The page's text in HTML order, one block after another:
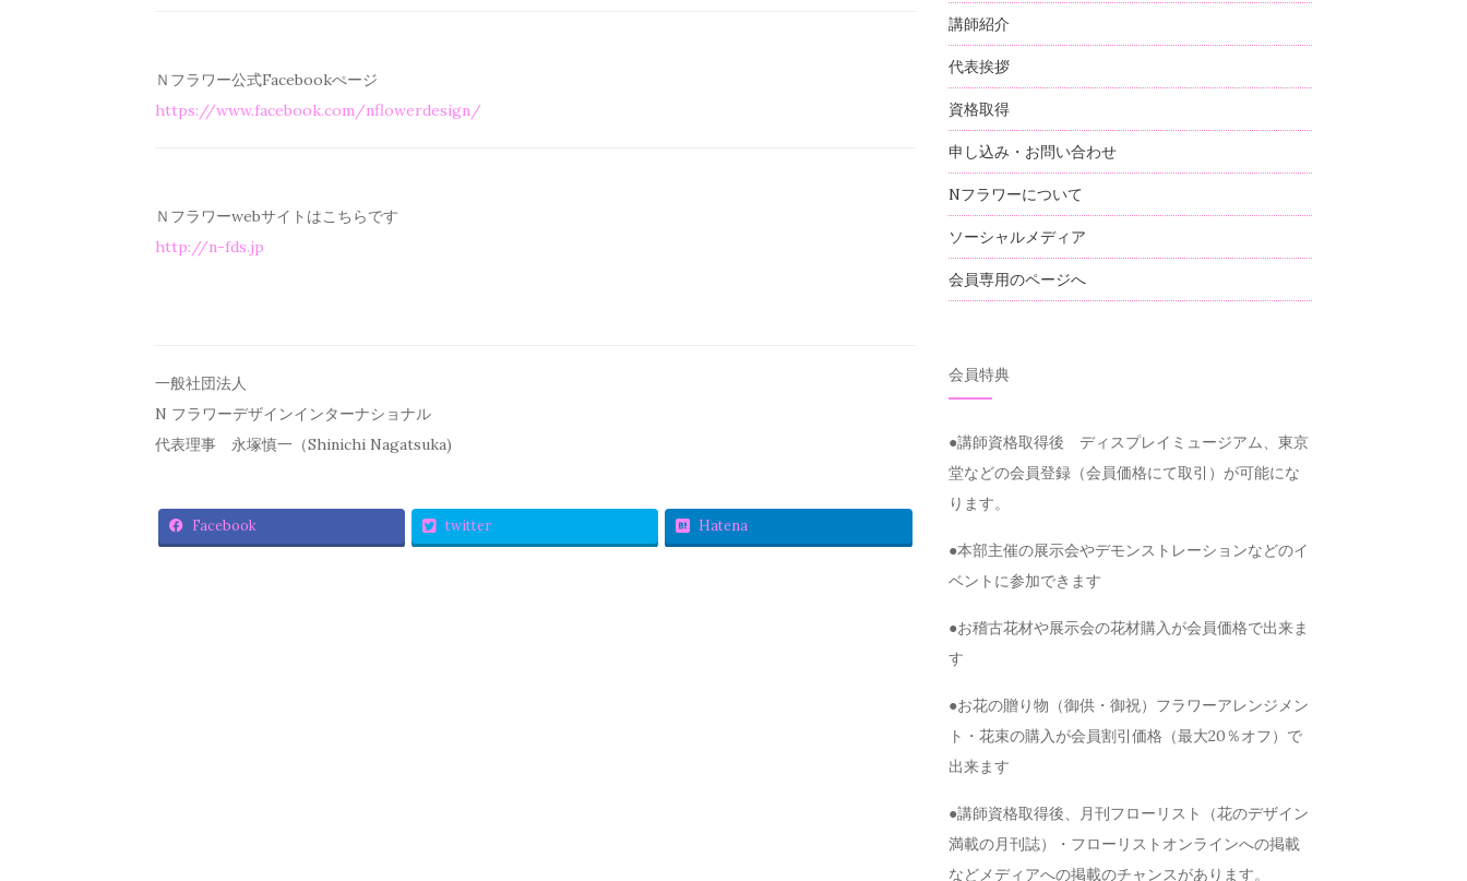
Ｎフラワー公式Facebookぺージ
https://www.facebook.com/nflowerdesign/
Ｎフラワーwebサイトはこちらです
http://n-fds.jp
一般社団法人
N フラワーデザインインターナショナル
代表理事 永塚慎一（Shinichi Nagatsuka)
Facebook twitter Hatena
講師紹介
代表挨拶
資格取得
申し込み・お問い合わせ
Nフラワーについて
ソーシャルメディア
会員専用のページへ
会員特典
●講師資格取得後 ディスプレイミュージアム、東京
堂などの会員登録（会員価格にて取引）が可能にな
ります。
●本部主催の展示会やデモンストレーションなどのイ
ベントに参加できます
●お稽古花材や展示会の花材購入が会員価格で出来ま
す
●お花の贈り物（御供・御祝）フラワーアレンジメン
ト・花束の購入が会員割引価格（最大20％オフ）で
出来ます
●講師資格取得後、月刊フローリスト（花のデザイン
満載の月刊誌）・フローリストオンラインへの掲載
などメディアへの掲載のチャンスがあります。